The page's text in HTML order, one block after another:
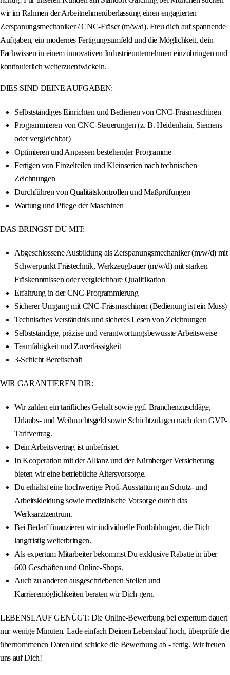
wir im Rahmen der Arbeitnehmerüberlassung einen engagierten
Zerspanungsmechaniker / CNC-Fräser (m/w/d). Freu dich auf spannende
Aufgaben, ein modernes Fertigungsumfeld und die Möglichkeit, dein
Fachwissen in einem innovativen Industrieunternehmen einzubringen und
kontinuierlich weiterzuentwickeln.
DIES SIND DEINE AUFGABEN:
Selbstständiges Einrichten und Bedienen von CNC-Fräsmaschinen
Programmieren von CNC-Steuerungen (z. B. Heidenhain, Siemens
oder vergleichbar)
Optimieren und Anpassen bestehender Programme
Fertigen von Einzelteilen und Kleinserien nach technischen
Zeichnungen
Durchführen von Qualitätskontrollen und Maßprüfungen
Wartung und Pflege der Maschinen
DAS BRINGST DU MIT:
Abgeschlossene Ausbildung als Zerspanungsmechaniker (m/w/d) mit
Schwerpunkt Frästechnik, Werkzeugbauer (m/w/d) mit starken
Fräskenntnissen oder vergleichbare Qualifikation
Erfahrung in der CNC-Programmierung
Sicherer Umgang mit CNC-Fräsmaschinen (Bedienung ist ein Muss)
Technisches Verständnis und sicheres Lesen von Zeichnungen
Selbstständige, präzise und verantwortungsbewusste Arbeitsweise
Teamfähigkeit und Zuverlässigkeit
3-Schicht Bereitschaft
WIR GARANTIEREN DIR:
Wir zahlen ein tarifliches Gehalt sowie ggf. Branchenzuschläge,
Urlaubs- und Weihnachtsgeld sowie Schichtzulagen nach dem GVP-
Tarifvertrag.
Dein Arbeitsvertrag ist unbefristet.
In Kooperation mit der Allianz und der Nürnberger Versicherung
bieten wir eine betriebliche Altersvorsorge.
Du erhältst eine hochwertige Profi-Ausstattung an Schutz- und
Arbeitskleidung sowie medizinische Vorsorge durch das
Werksarztzentrum.
Bei Bedarf finanzieren wir individuelle Fortbildungen, die Dich
langfristig weiterbringen.
Als expertum Mitarbeiter bekommst Du exklusive Rabatte in über
600 Geschäften und Online-Shops.
Auch zu anderen ausgeschriebenen Stellen und
Karrieremöglichkeiten beraten wir Dich gern.
LEBENSLAUF GENÜGT: Die Online-Bewerbung bei expertum dauert
nur wenige Minuten. Lade einfach Deinen Lebenslauf hoch, überprüfe die
übernommenen Daten und schicke die Bewerbung ab - fertig. Wir freuen
uns auf Dich!